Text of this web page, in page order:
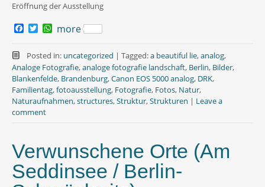
Eröffnung der Ausstellung
c
e
b
o
o
k
T
i
t
t
e
r
W
a
t
s
A
p
p
more
Posted in: uncategorized | Tagged:a beautiful lie,analog,
Analoge Fotografie,analoge fotografie landschaft, Berlin, Bilder,
Blankenfelde, Brandenburg,Canon EOS 5000 analog, DRK,
Familientag,fotoausstellung, Fotografie, Fotos, Natur,
Naturaufnahmen,structures,Struktur,Strukturen | Leave a
comment
Verwunschene Orte (Am
Seddinsee / Berlin-